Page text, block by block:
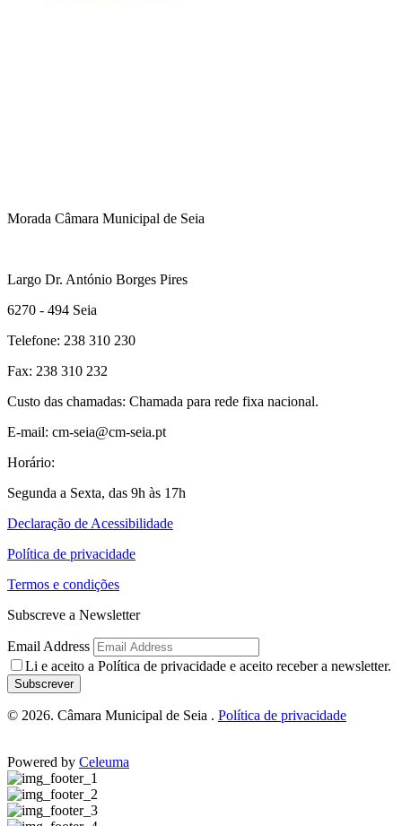
Morada Câmara Municipal de Seia
Largo Dr. António Borges Pires
6270 - 494 Seia
Telefone: 238 310 230
Fax: 238 310 232
Custo das chamadas: Chamada para rede fixa nacional.
E-mail: cm-seia@cm-seia.pt
Horário:
Segunda a Sexta, das 9h às 17h
Declaração de Acessibilidade
Política de privacidade
Termos e condições
Subscreve a Newsletter
Email Address
Li e aceito a Política de privacidade e aceito receber a newsletter.
Subscrever
© 2026. Câmara Municipal de Seia . Política de privacidade
Powered by Celeuma